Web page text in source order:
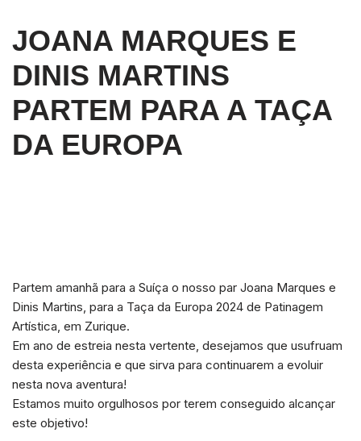
JOANA MARQUES E
DINIS MARTINS
PARTEM PARA A TAÇA
DA EUROPA
Partem amanhã para a Suíça o nosso par Joana Marques e
Dinis Martins, para a Taça da Europa 2024 de Patinagem
Artística, em Zurique.
Em ano de estreia nesta vertente, desejamos que usufruam
desta experiência e que sirva para continuarem a evoluir
nesta nova aventura!
Estamos muito orgulhosos por terem conseguido alcançar
este objetivo!